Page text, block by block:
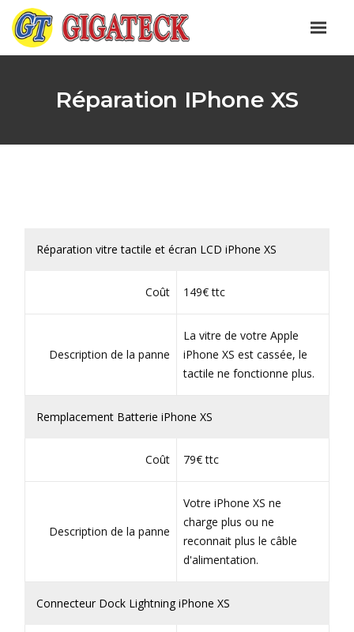
Réparation IPhone XS
Réparation vitre tactile et écran LCD iPhone XS
Coût 149€ ttc
Description de la panne
La vitre de votre Apple
iPhone XS est cassée, le
tactile ne fonctionne plus.
Remplacement Batterie iPhone XS
Coût 79€ ttc
Description de la panne
Votre iPhone XS ne
charge plus ou ne
reconnait plus le câble
d'alimentation.
Connecteur Dock Lightning iPhone XS